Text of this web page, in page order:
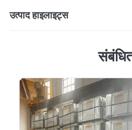
उत्पाद हाइलाइट्स
पैकेजिंग के लिए उत्पाद अवलोकन
है, जिसे पेंटिंग और क्योरिंग
कोटिंग जंग और धातु और पैक क...